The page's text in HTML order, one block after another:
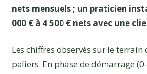
nets mensuels ; un praticien
000 € à 4 500 € nets avec une
Les chiffres observés sur le terrain
paliers. En phase de démarrage